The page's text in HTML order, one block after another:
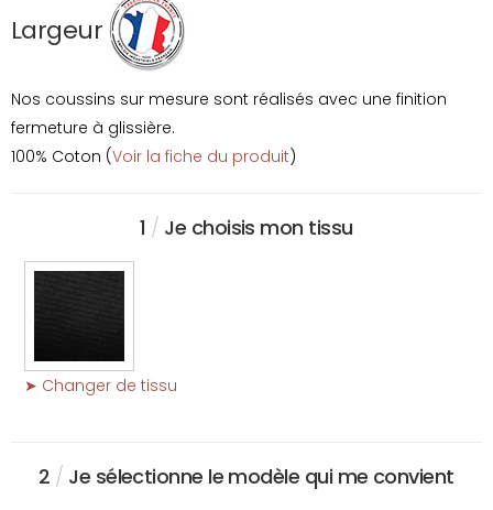
Largeur
Nos coussins sur mesure sont réalisés avec une finition
fermeture à glissière.
100% Coton (Voir la fiche du produit)
1 / Je choisis mon tissu
➤ Changer de tissu
2 / Je sélectionne le modèle qui me convient